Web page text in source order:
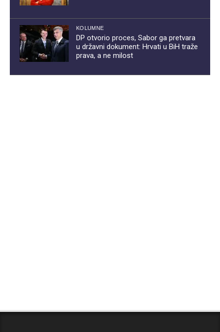
KOLUMNE
DP otvorio proces, Sabor ga pretvara
u državni dokument: Hrvati u BiH traže
prava, a ne milost